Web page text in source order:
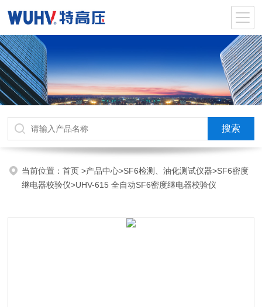
当前位置：首页>产品中心>SF6检测、油化测试仪器>SF6密度
继电器校验仪>UHV-615 全自动SF6密度继电器校验仪